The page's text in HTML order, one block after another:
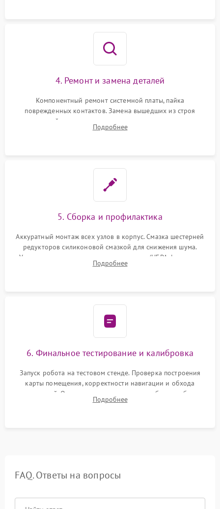
4. Ремонт и замена деталей
Компонентный ремонт системной платы, пайка
поврежденных контактов. Замена вышедших из строя
двигателей, изношенного аккумулятора, неисправного
лидара или помпы подачи воды. Восстановление шлейфов и
Подробнее
5. Сборка и профилактика
Аккуратный монтаж всех узлов в корпус. Смазка шестерней
редукторов силиконовой смазкой для снижения шума.
Установка новых расходных материалов (HEPA-фильтров,
микрофибры, щеток). Надежная фиксация разъемов и
Подробнее
6. Финальное тестирование и калибровка
Запуск робота на тестовом стенде. Проверка построения
карты помещения, корректности навигации и обхода
препятствий. Оценка силы всасывания и работы турбины.
Тестирование автоматического возврата на док-станцию и
Подробнее
FAQ. Ответы на вопросы